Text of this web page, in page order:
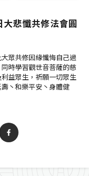
悲懺共修法會圓
眾共修因緣懺悔自己過
時學習觀世音菩薩的慈
益眾生，祈願一切眾生
丶和樂平安丶身體健